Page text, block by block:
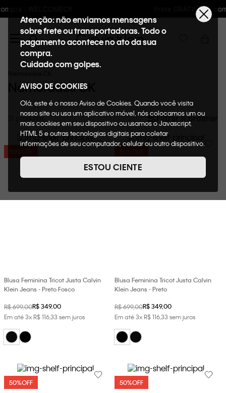
Atenção: não enviamos mensagens
sobre frete ou transportadoras. Todo o
pagamento acontece no ato da sua
compra.
Cuidado com golpes.
AVISO DE COOKIES
Olá, este é o nosso Aviso de Cookies. Quando você visita
nosso site ou usa um aplicativo móvel, nós colocamos um ou
mais cookies em seu dispositivo ou usamos o Javascript,
HTML 5 e outras tecnologias digitais para coletar
informações de seu computador, celular ou outro dispositivo.
de cookies, informaremos quais cookies usaremos e quais
suas funções. A forma como processamos os dados
nosso Aviso de Privacidade. Quando você visita nosso site,
ESTOU CIENTE
Namorados CK
Filtrar e ordenar
Blusa Feminina Tricot Justa Calvin
Klein Jeans - Preto Fosco
R$699,00R$349,00
Em até3xR$11633 sem juros
Blusa Feminina Tricot Justa Calvin
Klein Jeans - Preto
R$699,00R$349,00
Em até3xR$11633 sem juros
50%OFF 50%OFF